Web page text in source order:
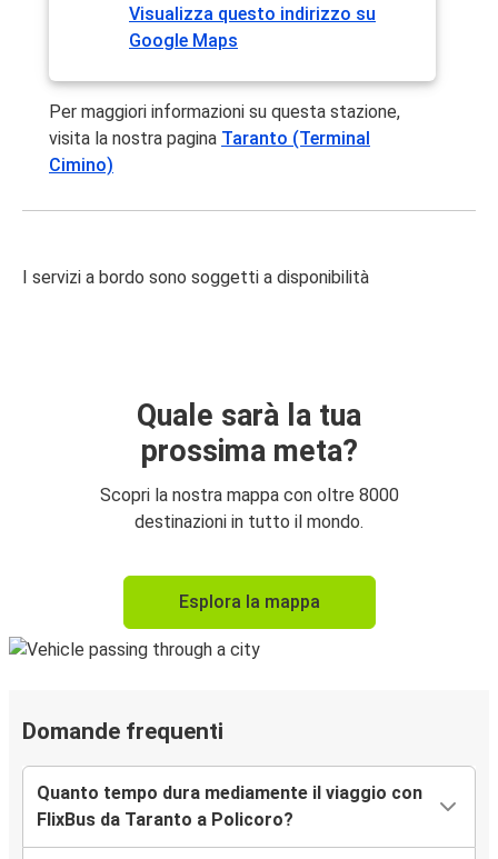
Visualizza questo indirizzo su
Google Maps
Per maggiori informazioni su questa stazione,
visita la nostra pagina Taranto (Terminal
Cimino)
I servizi a bordo sono soggetti a disponibilità
Quale sarà la tua
prossima meta?
Scopri la nostra mappa con oltre 8000
destinazioni in tutto il mondo.
Esplora la mappa
Domande frequenti
Quanto tempo dura mediamente il viaggio con
FlixBus da Taranto a Policoro?